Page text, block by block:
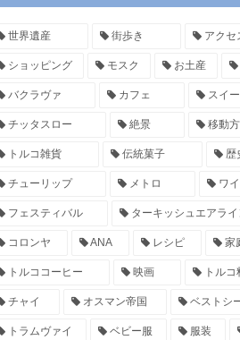
世界遺産 街歩き アクセ
ショッピング モスク お土産
バクラヴァ カフェ スイ
チッタスロー 絶景 移動
トルコ雑貨 伝統菓子 歴
チューリップ メトロ ワ
フェスティバル ターキッシュエアラ
コロンヤ ANA レシピ 家
トルココーヒー 映画 トルコ
チャイ オスマン帝国 ベストシ
トラムヴァイ ベビー服 服装